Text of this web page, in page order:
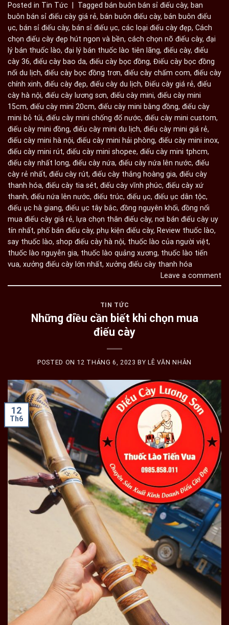
Posted in Tin Tức Tagged bán buôn bán sỉ điếu cày, ban
buôn bán sỉ điếu cày giá rẻ, bán buôn điếu cày, bán buôn điếu
ục, bán sỉ điếu cày, bán sỉ điếu ục, các loại điếu cày đẹp, Cách
chọn điếu cày đẹp hút ngon và bền, cách chọn nõ điếu cày, đại
lý bán thuốc lào, đại lý bán thuốc lào tiên lãng, điếu cày, điếu
cày 36, điếu cày bao da, điếu cày bọc đồng, Điếu cày bọc đồng
nổi du lịch, điếu cày bọc đồng trơn, điếu cày chấm com, điếu cày
chính xinh, điếu cày đẹp, điếu cày du lịch, Điếu cày giá rẻ, điếu
cày hà nội, điếu cày lương sơn, điếu cày mini, điếu cày mini
15cm, điếu cày mini 20cm, điếu cày mini bằng đồng, điếu cày
mini bỏ túi, điếu cày mini chống đổ nước, điếu cày mini custom,
điếu cày mini đồng, điếu cày mini du lịch, điếu cày mini giá rẻ,
điếu cày mini hà nội, điếu cày mini hải phòng, điếu cày mini inox,
điếu cày mini rút, điếu cày mini shopee, điếu cày mini tphcm,
điếu cày nhất long, điếu cày nứa, điếu cày nứa lên nước, điếu
cày rẻ nhất, điếu cày rút, điếu cày thắng hoàng gia, điếu cày
thanh hóa, điếu cày tia sét, điếu cày vĩnh phúc, điếu cày xứ
thanh, điếu nứa lên nước, điếu trúc, điếu ục, điếu ục dân tộc,
điếu ục hà giang, điếu ục tây bắc, đồng nguyên khối, đồng nổi
mua điếu cày giá rẻ, lựa chọn thân điếu cày, nơi bán điếu cày uy
tín nhất, phố bán điếu cày, phụ kiện điếu cày, Review thuốc lào,
say thuốc lào, shop điếu cày hà nội, thuốc lào của người việt,
thuốc lào nguyễn gia, thuốc lào quảng xương, thuốc lào tiến
vua, xưởng điếu cày lớn nhất, xưởng điếu cày thanh hóa
Leave a comment
TIN TỨC
Những điều cần biết khi chọn mua
điếu cày
POSTED ON 12 THÁNG 6, 2023 BY LÊ VĂN NHÂN
12
Th6